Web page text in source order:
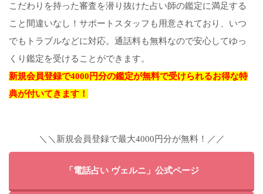
こだわりを持った審査を潜り抜けた占い師の鑑定に満足する
こと間違いなし！サポートスタッフも用意されており、いつ
でもトラブルなどに対応。通話料も無料なので安心してゆっ
くり鑑定を受けることができます。
新規会員登録で4000円分の鑑定が無料で受けられるお得な特
典が付いてきます！
＼＼新規会員登録で最大4000円分が無料！／／
「電話占い ヴェルニ」公式ページ